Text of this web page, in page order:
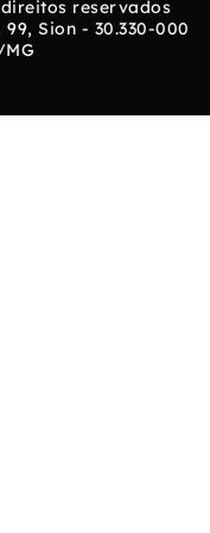
direitos reservados
Sion - 30.330-000